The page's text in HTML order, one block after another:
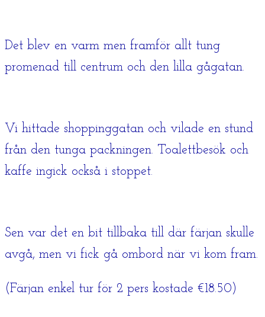
Det blev en varm men framför allt tung
promenad till centrum och den lilla gågatan.
Vi hittade shoppinggatan och vilade en stund
från den tunga packningen. Toalettbesök och
kaffe ingick också i stoppet.
Sen var det en bit tillbaka till där färjan skulle
avgå, men vi fick gå ombord när vi kom fram.
(Färjan enkel tur för 2 pers kostade €18.50)